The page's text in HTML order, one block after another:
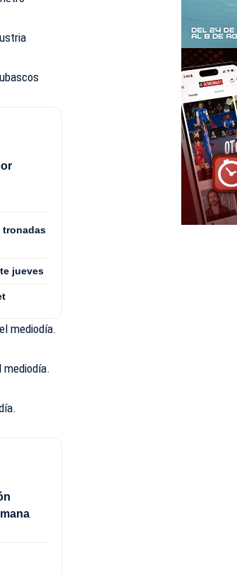
tronadas
jueves
mediodía.
mediodía.